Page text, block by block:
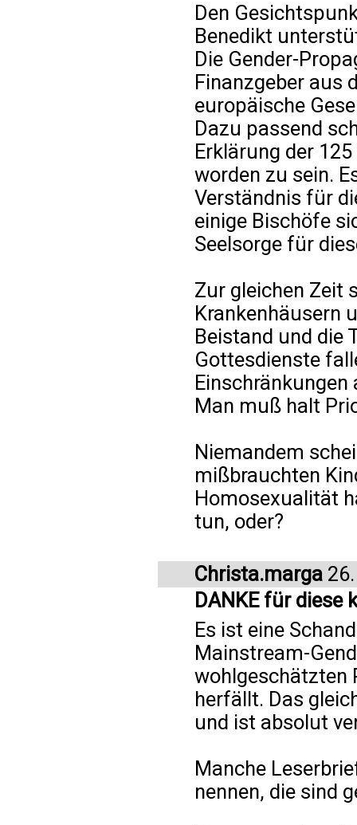
Den
Benedikt
Die Gender-
Finanzgeber aus
europäische
Dazu passend
Erklärung der
worden zu sein.
Verständnis für
einige Bischöfe
Seelsorge für
Zur gleichen Zeit
Krankenhäusern
Beistand und die
Gottesdienste
Einschränkungen
Man muß halt
Niemandem
mißbrauchten
Homosexualität
tun, oder?
Christa.marga
DANKE für diese
Es ist eine
Mainstream-
wohlgeschätzten
herfällt. Das
und ist absolut
Manche
nennen, die sind